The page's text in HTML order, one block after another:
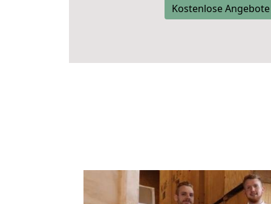
Kostenlose